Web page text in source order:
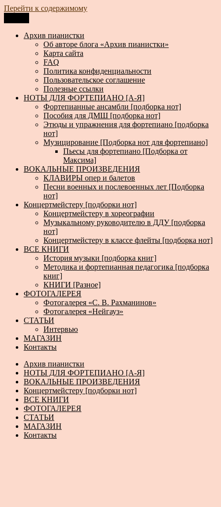
Перейти к содержимому
Архив пианистки
Всё для пианистов: ноты, книги, музыка, статьи…
Архив пианистки
Об авторе блога «Архив пианистки»
Карта сайта
FAQ
Политика конфиденциальности
Пользовательское соглашение
Полезные ссылки
НОТЫ ДЛЯ ФОРТЕПИАНО [А-Я]
Фортепианные ансамбли [подборка нот]
Пособия для ДМШ [подборка нот]
Этюды и упражнения для фортепиано [подборка
нот]
Музицирование [Подборка нот для фортепиано]
Пьесы для фортепиано [Подборка от
Максима]
ВОКАЛЬНЫЕ ПРОИЗВЕДЕНИЯ
КЛАВИРЫ опер и балетов
Песни военных и послевоенных лет [Подборка
нот]
Концертмейстеру [подборки нот]
Концертмейстеру в хореографии
Музыкальному руководителю в ДДУ [подборка
нот]
Концертмейстеру в классе флейты [подборка нот]
ВСЕ КНИГИ
История музыки [подборка книг]
Методика и фортепианная педагогика [подборка
книг]
КНИГИ [Разное]
ФОТОГАЛЕРЕЯ
Фотогалерея «С. В. Рахманинов»
Фотогалерея «Нейгауз»
СТАТЬИ
Интервью
МАГАЗИН
Контакты
Архив пианистки
НОТЫ ДЛЯ ФОРТЕПИАНО [А-Я]
ВОКАЛЬНЫЕ ПРОИЗВЕДЕНИЯ
Концертмейстеру [подборки нот]
ВСЕ КНИГИ
ФОТОГАЛЕРЕЯ
СТАТЬИ
МАГАЗИН
Контакты